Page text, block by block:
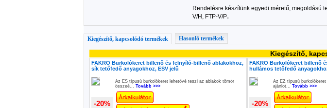
Rendelésre készítünk egyedi méretű, megoldású
V/H, FTP-V/P.
Kiegészítő, kapcsolódó termékek Hasonló termékek
Kiegészítő,
FAKRO Burkolókeret billenő és felnyíló-billenő ablakokhoz,
sík tetőfedő anyagokhoz, ESV jelű
Az ES típusú burkolókeret lehetővé teszi az ablakok tömör
összeé... Tovább >>>
-20%
FAKRO Burkolókeret billenő
hullámos tetőfedő
Az EZ típusú
ajánlot... Tovább >>>
-20%